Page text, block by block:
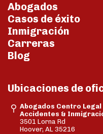
Abogados
Casos de éxito
Inmigración
Carreras
Blog
Ubicaciones de
Abogados Centro Legal
Accidentes &
3501 Lorna Rd
Hoover, AL 35216